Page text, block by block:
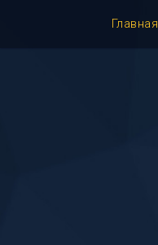
Главная